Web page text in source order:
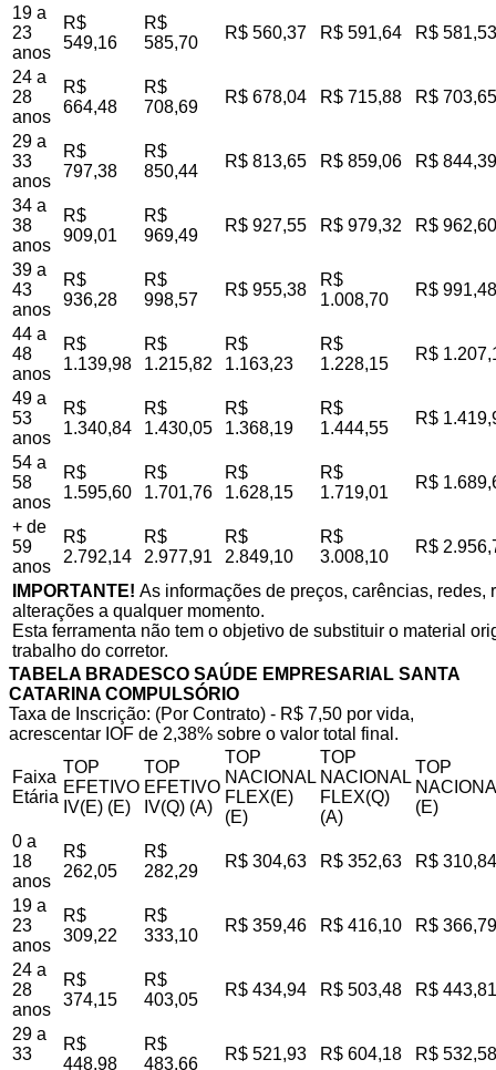
19 a
23
anos
R$
549,16
R$
585,70
R$ 560,37 R$ 591,64 R$ 581,53
24 a
28
anos
R$
664,48
R$
708,69
R$ 678,04 R$ 715,88 R$ 703,65
29 a
33
anos
R$
797,38
R$
850,44
R$ 813,65 R$ 859,06 R$ 844,39
34 a
38
anos
R$
909,01
R$
969,49
R$ 927,55 R$ 979,32 R$ 962,60
39 a
43
anos
R$
936,28
R$
998,57
R$ 955,38
R$
1.008,70
R$ 991,48
44 a
48
anos
R$
1.139,98
R$
1.215,82
R$
1.163,23
R$
1.228,15
R$
49 a
53
anos
R$
1.340,84
R$
1.430,05
R$
1.368,19
R$
1.444,55
R$
54 a
58
anos
R$
1.595,60
R$
1.701,76
R$
1.628,15
R$
1.719,01
R$
+ de
59
anos
R$
2.792,14
R$
2.977,91
R$
2.849,10
R$
3.008,10
R$
IMPORTANTE! As informações de preços, carências,
alterações a qualquer momento.
Esta ferramenta não tem o objetivo de substituir o material
trabalho do corretor.
TABELA BRADESCO SAÚDE EMPRESARIAL SANTA
CATARINA COMPULSÓRIO
Taxa de Inscrição: (Por Contrato) - R$ 7,50 por vida,
acrescentar IOF de 2,38% sobre o valor total final.
Faixa
Etária
TOP
EFETIVO
IV(E) (E)
TOP
EFETIVO
IV(Q) (A)
TOP
NACIONAL
FLEX(E)
(E)
TOP
NACIONAL
FLEX(Q)
(A)
TOP
(E)
0 a
18
anos
R$
262,05
R$
282,29
R$ 304,63 R$ 352,63 R$ 310,84
19 a
23
anos
R$
309,22
R$
333,10
R$ 359,46 R$ 416,10 R$ 366,79
24 a
28
anos
R$
374,15
R$
403,05
R$ 434,94 R$ 503,48 R$ 443,81
29 a
33
R$
448,98
R$
483,66
R$ 521,93 R$ 604,18 R$ 532,58